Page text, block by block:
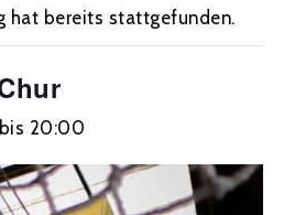
hat bereits stattgefunden.
bis 20:00